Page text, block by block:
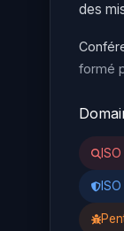
des
formé